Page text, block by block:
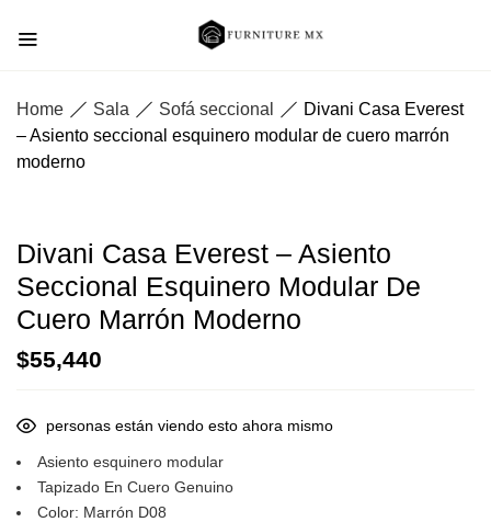
Home Sala Sofá seccional
Divani Casa Everest
– Asiento seccional esquinero modular de cuero marrón
moderno
Divani Casa Everest – Asiento
Seccional Esquinero Modular De
Cuero Marrón Moderno
$55,440
personas están viendo esto ahora mismo
Asiento esquinero modular
Tapizado En Cuero Genuino
Color: Marrón D08